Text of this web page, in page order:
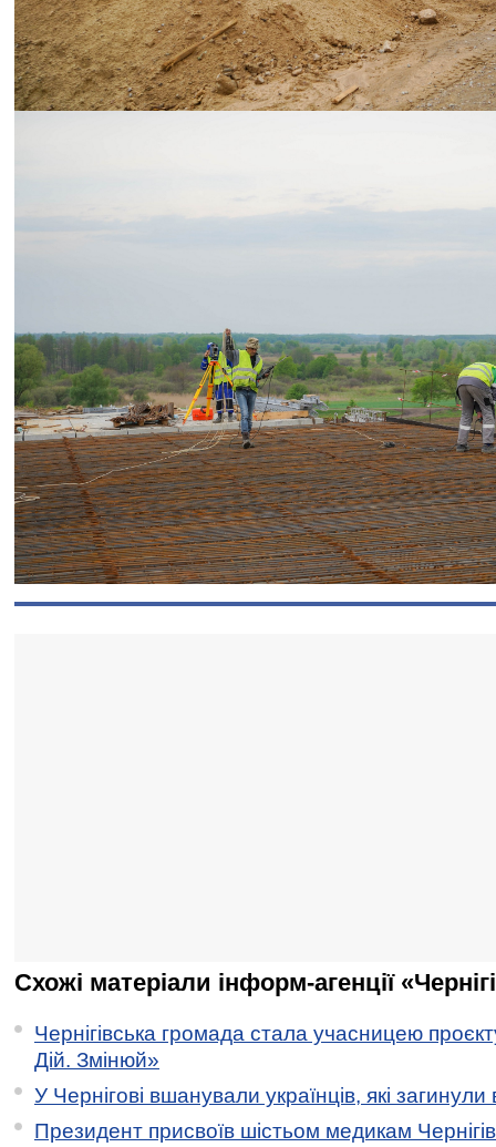
Схожі матеріали інформ-агенції
Чернігівська громада стала учасницею
Дій. Змінюй»
У Чернігові вшанували українців, які загинули
Президент присвоїв шістьом медикам